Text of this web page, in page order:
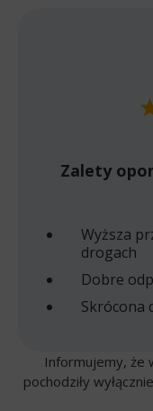
Zalety
Wyższa
drogach
Dobre
Skrócona
Informujemy, że
pochodziły